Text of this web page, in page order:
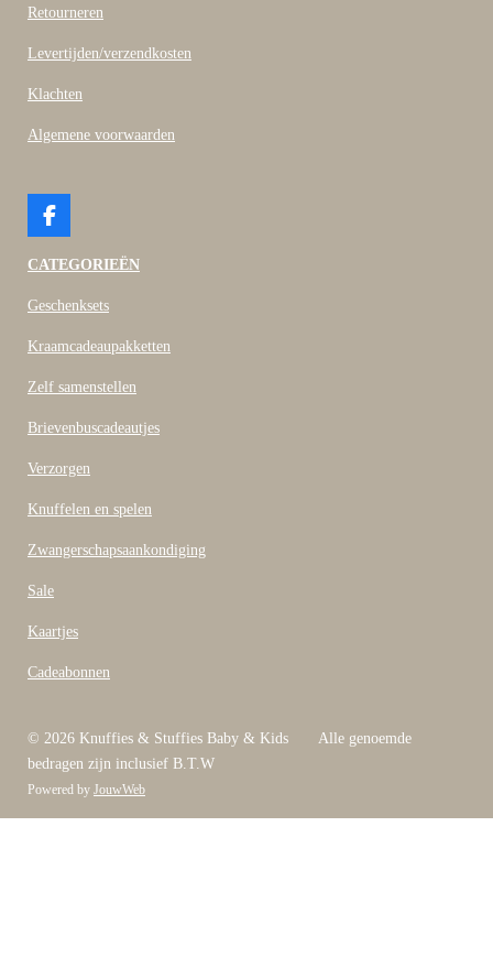
Retourneren
Levertijden/verzendkosten
Klachten
Algemene voorwaarden
F
c
b
o
CATEGORIEËN
Geschenksets
Kraamcadeaupakketten
Zelf samenstellen
Brievenbuscadeautjes
Verzorgen
Knuffelen en spelen
Zwangerschapsaankondiging
Sale
Kaartjes
Cadeabonnen
© 2026 Knuffies & Stuffies Baby & Kids Alle genoemde
bedragen zijn inclusief B.T.W
Powered by JouwWeb